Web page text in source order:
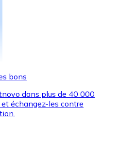
cadeaux
bons
dans plus de 40 000
échangez-les contre